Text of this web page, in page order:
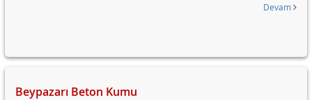
Devam
Beypazarı Beton Kumu